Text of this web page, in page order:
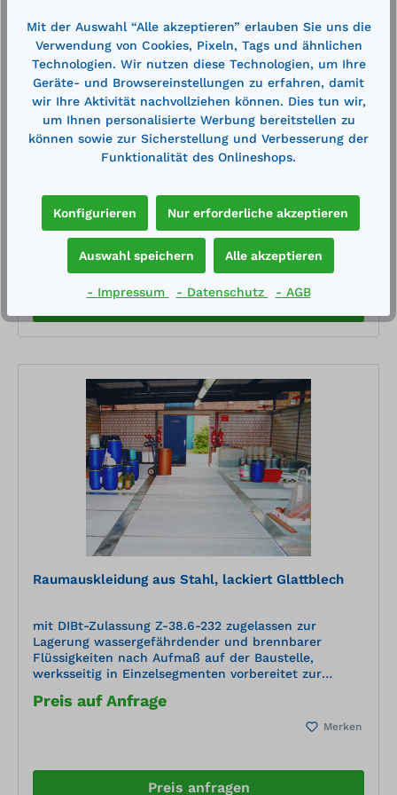
Raumauskleidung aus Edelstahl Tränenblech
mit DIBt-Zulassung Z-38.6-232 zugelassen zur
Lagerung wassergefährdender und brennbarer
Montage aus Tränenblech hergestellt vor Ort
montiert und 100% dichtgeschweißt inklusive
Türschwelle aus Tränenblech inklusive
Dichtungsprüfung vor OrtWannenwerkstoff: Edelstahl
1.4301 Materialstärke : 3/5 mm Außenmaße BxTxH: ...
Auffangvolumen : ca. ... l Bauliche Voraussetzungen
Der Untergrund der Auffangraumauskleidung muss
ebenerdig sein. Die Einheitstoleranzen nach DIN 18
Montagestelle muss über eine befestigte Zufahrt mit
einem Schwerlast-LKW erreichbar sein (Länge ca.19
m, Höhe 4,20 m,Gesamtgewicht bis 40 to). Der
Montageraum ist so vorzubereiten, dass die
Montagearbeiten ohne Behinderung ausgeführt
werden können (ausreichend große, ebenerdige
Zugänge für Materialanlieferungen etc.).
Preis auf Anfrage
Merken
Preis anfragen
Raumauskleidung aus Stahl, lackiert Glattblech
mit DIBt-Zulassung Z-38.6-232 zugelassen zur
Lagerung wassergefährdender und brennbarer
Flüssigkeiten nach Aufmaß auf der Baustelle,
werksseitig in Einzelsegmenten vorbereitet zur
und 100% dichtgeschweißt inklusive Türschwelle aus
OrtWannenwerkstoff: Stahl, 1.0038 Oberfläche:
mm Außenmaße BxTxH: ... x ... x ... mm in
Einzelsegmenten von ca. .... x .... mm Auffangvolumen
Preis auf Anfrage
Merken
Preis anfragen
Mit der Auswahl “Alle akzeptieren” erlauben Sie uns die
Verwendung von Cookies, Pixeln, Tags und ähnlichen
Technologien. Wir nutzen diese Technologien, um Ihre
Geräte- und Browsereinstellungen zu erfahren, damit
wir Ihre Aktivität nachvollziehen können. Dies tun wir,
um Ihnen personalisierte Werbung bereitstellen zu
können sowie zur Sicherstellung und Verbesserung der
Funktionalität des Onlineshops.
Konfigurieren Nur erforderliche akzeptieren
Auswahl speichern Alle akzeptieren
- Impressum - Datenschutz - AGB